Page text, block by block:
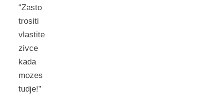
“Zasto
trositi
vlastite
zivce
kada
mozes
tudje!”